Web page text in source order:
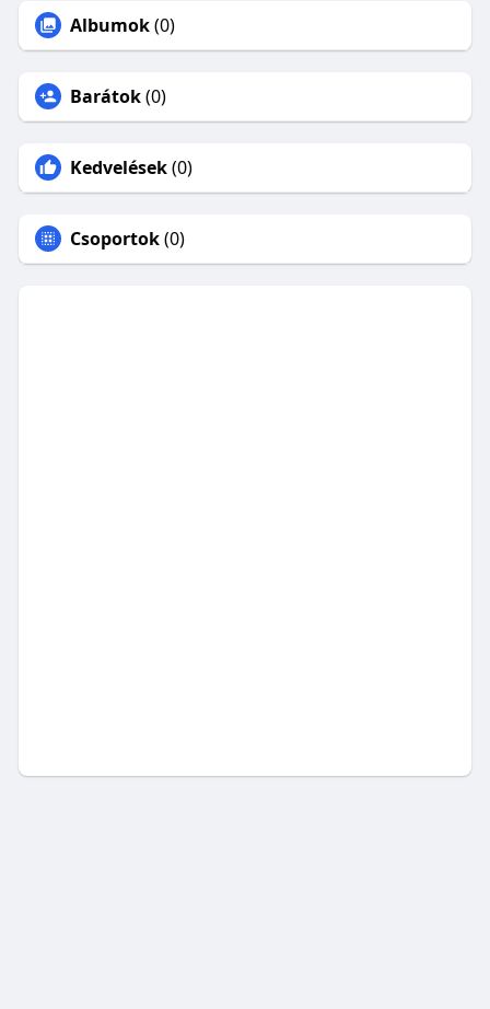
Albumok(0)
Barátok(0)
Kedvelések(0)
Csoportok(0)